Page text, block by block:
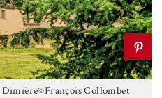
Collombet